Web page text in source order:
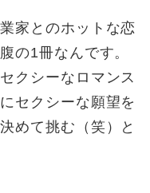
家とのホットな恋
の1冊なんです。
クシーなロマンス
セクシーな願望を
めて挑む（笑）と